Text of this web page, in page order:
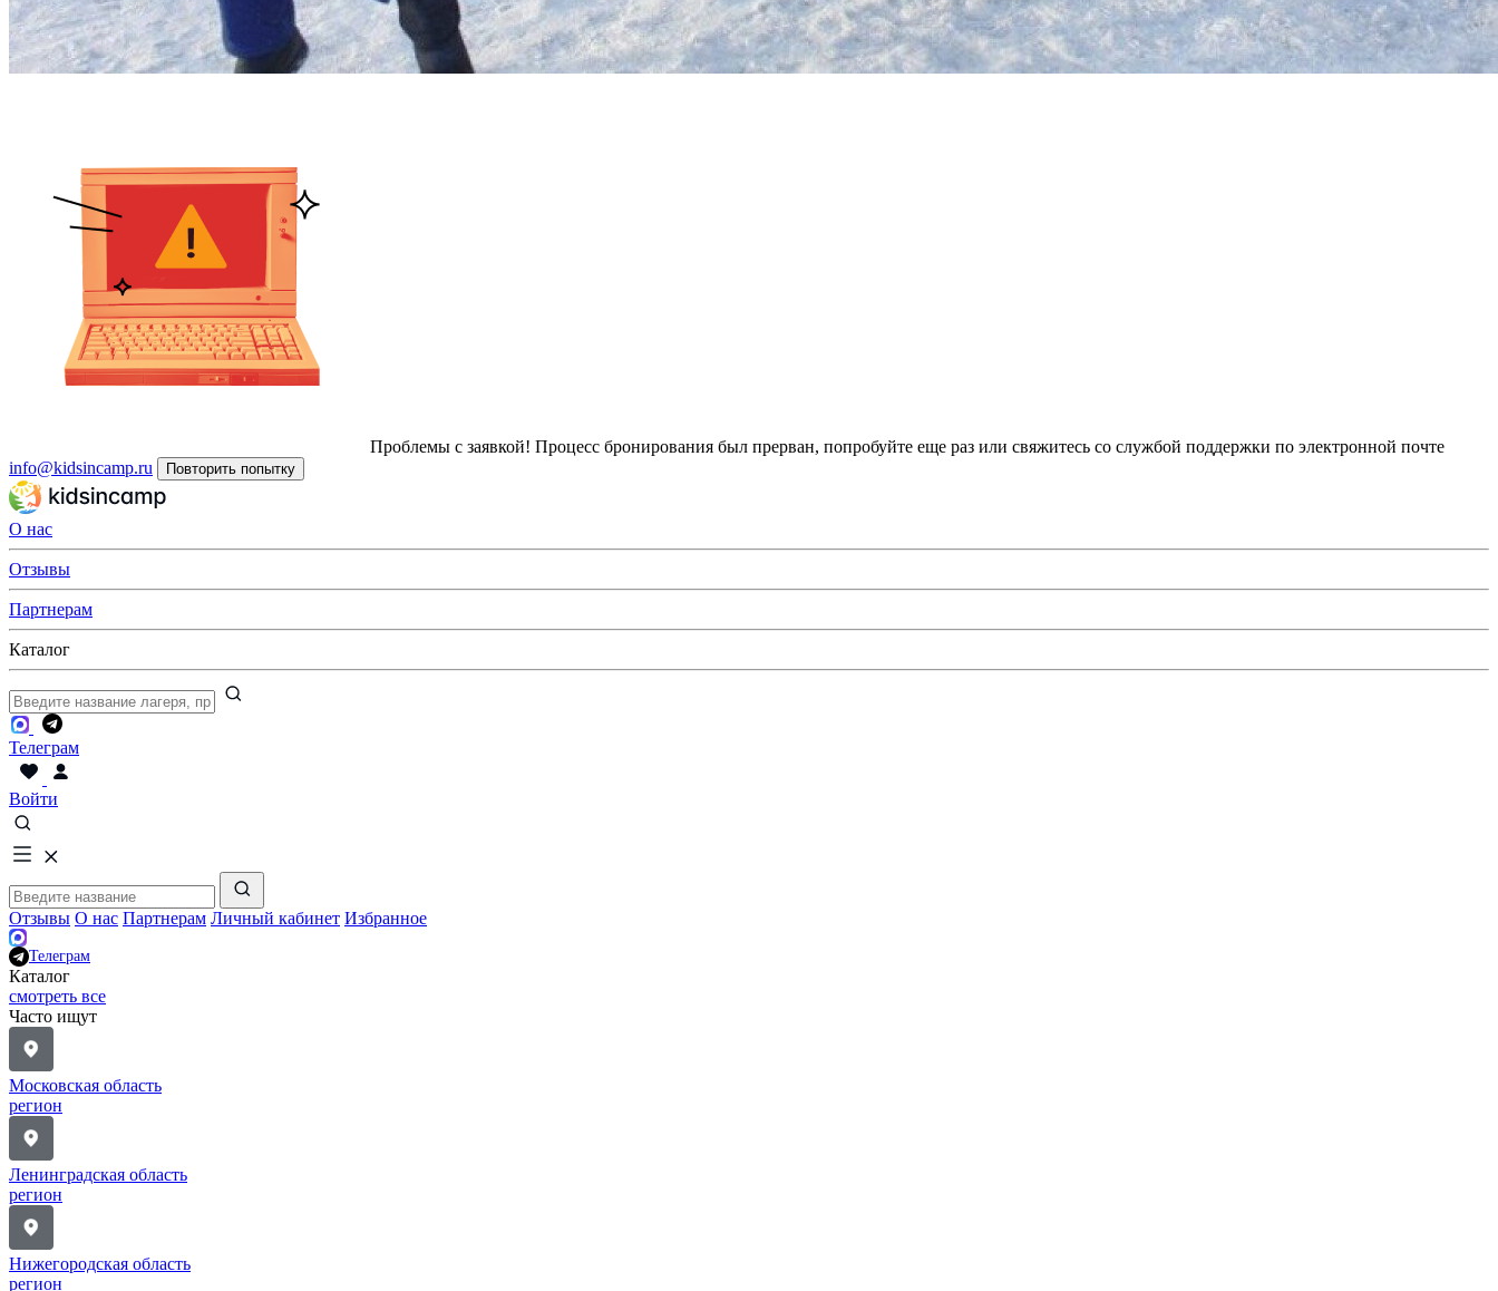
Проблемы с заявкой! Процесс бронирования был прерван, попробуйте еще раз или свяжитесь со службой поддержки по электронной почте
info@kidsincamp.ru
Повторить попытку
О нас
Отзывы
Партнерам
Каталог
Телеграм
Войти
Отзывы О нас Партнерам Личный кабинет Избранное
Телеграм
Каталог
смотреть все
Часто ищут
Московская область
регион
Ленинградская область
регион
Нижегородская область
регион